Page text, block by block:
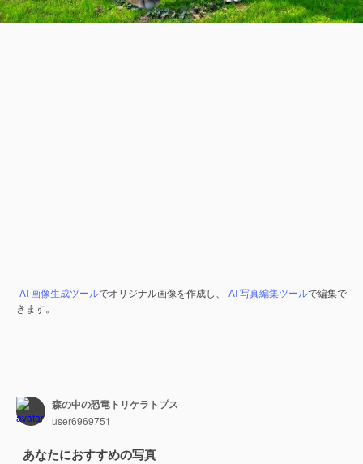
AI 画像生成ツールでオリジナル画像を作成し、 AI 写真編集ツールで編集で
きます。
森の中の恐竜トリケラトプス
user6969751
あなたにおすすめの写真